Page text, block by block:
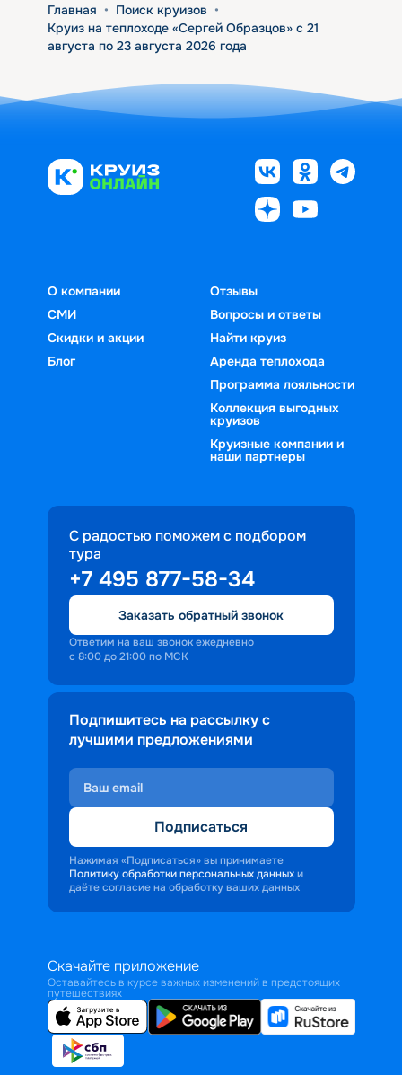
Главная • Поиск круизов •
Круиз на теплоходе «Сергей Образцов» с 21
августа по 23 августа 2026 года
О компании
СМИ
Скидки и акции
Блог
Отзывы
Вопросы и ответы
Найти круиз
Аренда теплохода
Программа лояльности
Коллекция выгодных
круизов
Круизные компании и
наши партнеры
С радостью поможем с подбором
тура
+7 495 877-58-34
Заказать обратный звонок
Ответим на ваш звонок ежедневно
с 8:00 до 21:00 по МСК
Подпишитесь на рассылку с
лучшими предложениями
Подписаться
Нажимая «Подписаться» вы принимаете
Политику обработки персональных данных и
даёте согласие на обработку ваших данных
Скачайте приложение
Оставайтесь в курсе важных изменений в предстоящих
путешествиях